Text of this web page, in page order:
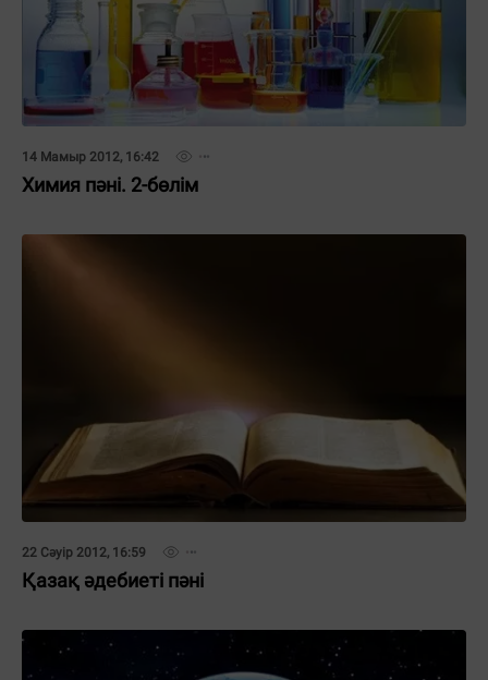
14 Мамыр 2012, 16:42
Химия пәні. 2-бөлім
22 Сәуір 2012, 16:59
Қазақ әдебиеті пәні